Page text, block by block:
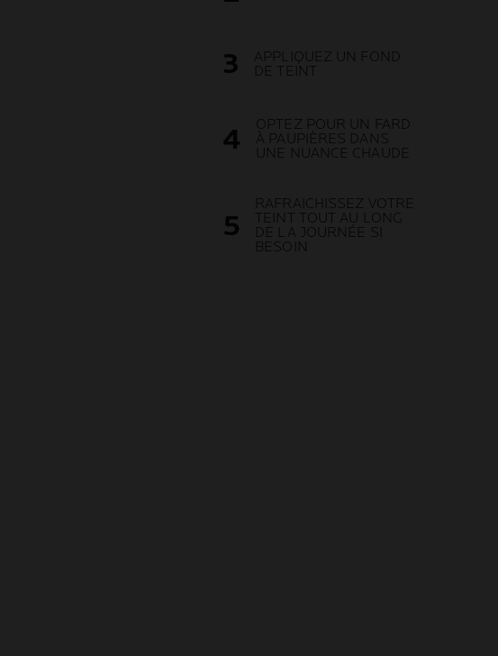
APPLIQUEZ UN FOND
DE TEINT
OPTEZ POUR UN FARD
À PAUPIÈRES DANS
UNE NUANCE CHAUDE
RAFRAICHISSEZ VOTRE
TEINT TOUT AU LONG
DE LA JOURNÉE SI
BESOIN